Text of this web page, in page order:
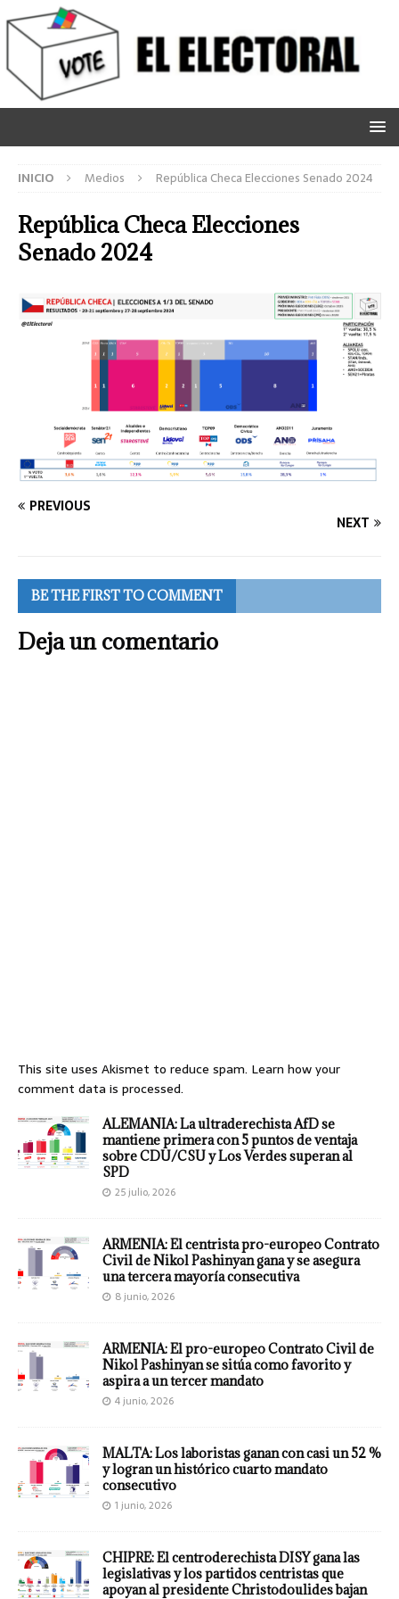
INICIO Medios República Checa Elecciones Senado 2024
República Checa Elecciones
Senado 2024
PREVIOUS
NEXT
BE THE FIRST TO COMMENT
Deja un comentario
This site uses Akismet to reduce spam. Learn how your
comment data is processed.
ALEMANIA: La ultraderechista AfD se
mantiene primera con 5 puntos de ventaja
sobre CDU/CSU y Los Verdes superan al
SPD
25 julio, 2026
ARMENIA: El centrista pro-europeo Contrato
Civil de Nikol Pashinyan gana y se asegura
una tercera mayoría consecutiva
8 junio, 2026
ARMENIA: El pro-europeo Contrato Civil de
Nikol Pashinyan se sitúa como favorito y
aspira a un tercer mandato
4 junio, 2026
MALTA: Los laboristas ganan con casi un 52 %
y logran un histórico cuarto mandato
consecutivo
1 junio, 2026
CHIPRE: El centroderechista DISY gana las
legislativas y los partidos centristas que
apoyan al presidente Christodoulides bajan